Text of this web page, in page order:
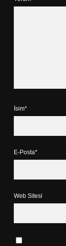
İsim*
E-Posta*
Web Sitesi